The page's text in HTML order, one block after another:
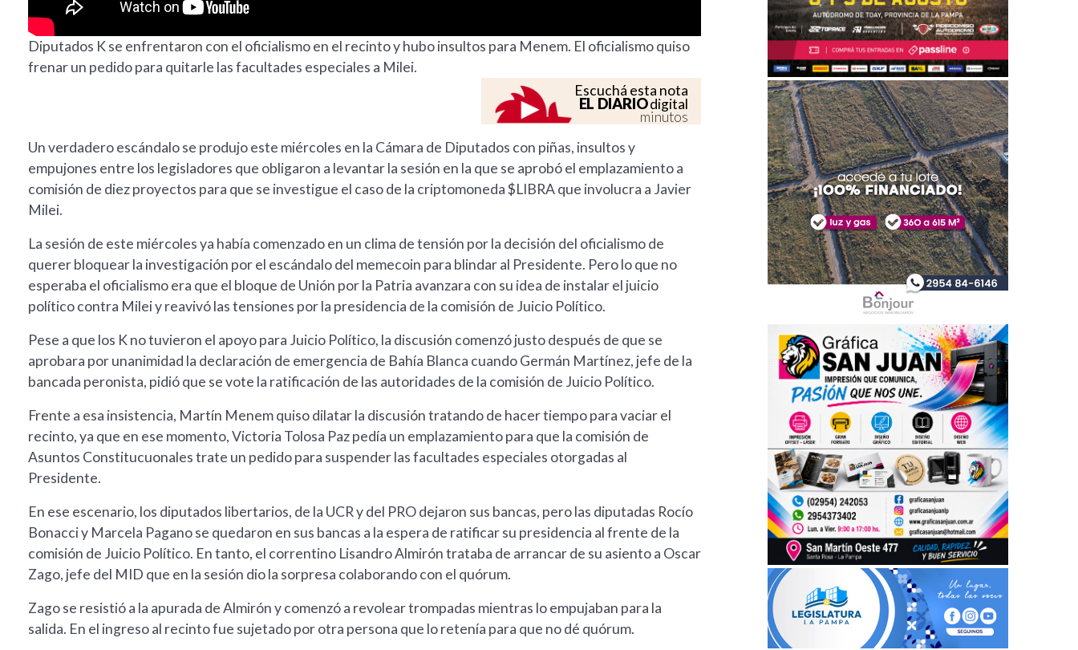
Diputados K se enfrentaron con el oficialismo en el recinto y hubo insultos para Menem. El oficialismo quiso
frenar un pedido para quitarle las facultades especiales a Milei.
Escuchá esta nota
EL DIARIOdigital
minutos
Un verdadero escándalo se produjo este miércoles en la Cámara de Diputados con piñas, insultos y
empujones entre los legisladores que obligaron a levantar la sesión en la que se aprobó el emplazamiento a
comisión de diez proyectos para que se investigue el caso de la criptomoneda $LIBRA que involucra a Javier
Milei.
La sesión de este miércoles ya había comenzado en un clima de tensión por la decisión del oficialismo de
querer bloquear la investigación por el escándalo del memecoin para blindar al Presidente. Pero lo que no
esperaba el oficialismo era que el bloque de Unión por la Patria avanzara con su idea de instalar el juicio
político contra Milei y reavivó las tensiones por la presidencia de la comisión de Juicio Político.
Pese a que los K no tuvieron el apoyo para Juicio Político, la discusión comenzó justo después de que se
aprobara por unanimidad la declaración de emergencia de Bahía Blanca cuando Germán Martínez, jefe de la
bancada peronista, pidió que se vote la ratificación de las autoridades de la comisión de Juicio Político.
Frente a esa insistencia, Martín Menem quiso dilatar la discusión tratando de hacer tiempo para vaciar el
recinto, ya que en ese momento, Victoria Tolosa Paz pedía un emplazamiento para que la comisión de
Asuntos Constitucuonales trate un pedido para suspender las facultades especiales otorgadas al
Presidente.
En ese escenario, los diputados libertarios, de la UCR y del PRO dejaron sus bancas, pero las diputadas Rocío
Bonacci y Marcela Pagano se quedaron en sus bancas a la espera de ratificar su presidencia al frente de la
comisión de Juicio Político. En tanto, el correntino Lisandro Almirón trataba de arrancar de su asiento a Oscar
Zago, jefe del MID que en la sesión dio la sorpresa colaborando con el quórum.
Zago se resistió a la apurada de Almirón y comenzó a revolear trompadas mientras lo empujaban para la
salida. En el ingreso al recinto fue sujetado por otra persona que lo retenía para que no dé quórum.